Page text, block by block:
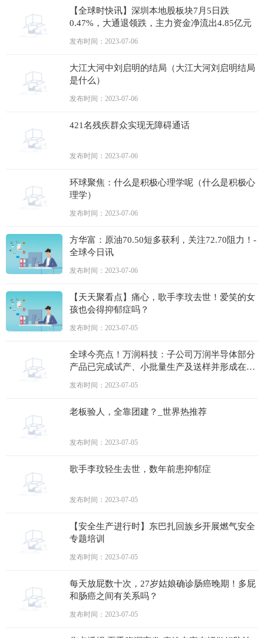
【全球时快讯】深圳本地股板块7月5日跌
0.47%，大通退领跌，主力资金净流出4.85亿元
发布时间：2023-07-06
大江大河中刘启明的结局（大江大河刘启明结局
是什么）
发布时间：2023-07-06
421名残疾群众实现无障碍通话
发布时间：2023-07-06
环球聚焦：什么是积极心理学呢（什么是积极心
理学）
发布时间：2023-07-06
方华富：原油70.50短多获利，关注72.70阻力！-
全球今日讯
发布时间：2023-07-06
【天天聚看点】痛心，歌手李玟去世！爱笑的女
孩也会得抑郁症吗？
发布时间：2023-07-05
全球今亮点！万润科技：子公司万润半导体部分
产品已完成试产、小批量生产及送样并形成在手
发布时间：2023-07-05
老板验人，全靠团建？_世界热推荐
发布时间：2023-07-05
歌手李玟轻生去世，数年前患抑郁症
发布时间：2023-07-05
【安全生产进行时】东巴扎回族乡开展燃气安全
专题培训
发布时间：2023-07-05
每天放屁数十次，27岁姑娘确诊肠癌晚期！多屁
和肠癌之间有关系吗？
发布时间：2023-07-05